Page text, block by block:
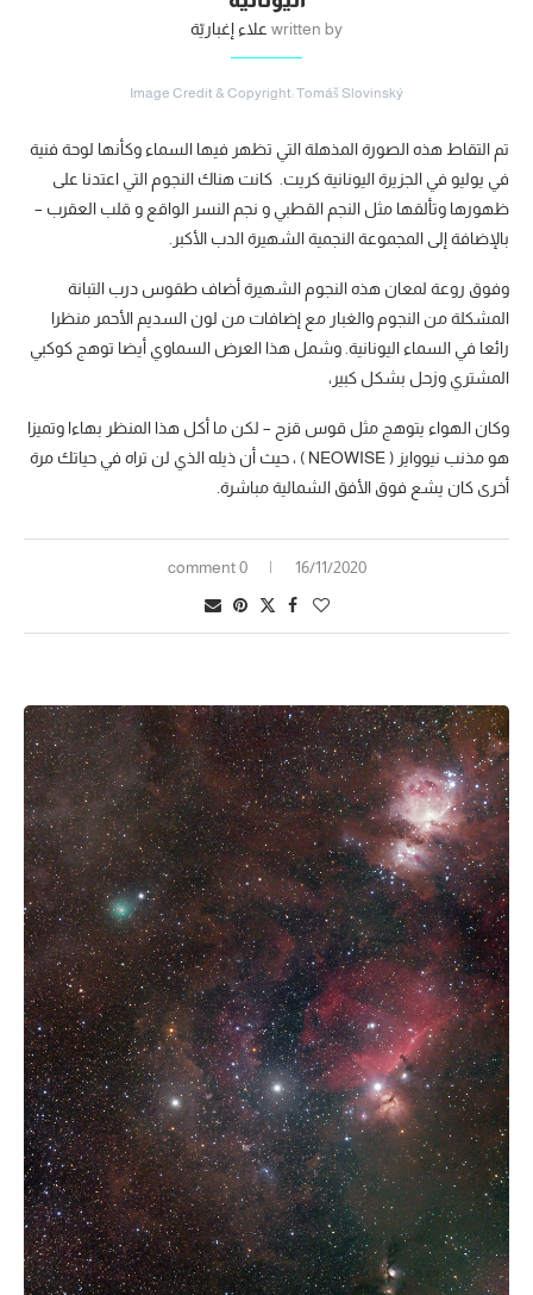
written by علاء إغباريّة
Image Credit & Copyright: Tomáš Slovinský
تم التقاط هذه الصورة المذهلة التي تظهر فيها السماء وكأنها لوحة فنية
في يوليو في الجزيرة اليونانية كريت. كانت هناك النجوم التي اعتدنا على
ظهورها وتألقها مثل النجم القطبي و نجم النسر الواقع و قلب العقرب –
بالإضافة إلى المجموعة النجمية الشهيرة الدب الأكبر.
وفوق روعة لمعان هذه النجوم الشهيرة أضاف طقوس درب التبانة
المشكلة من النجوم والغبار مع إضافات من لون السديم الأحمر منظرا
رائعا في السماء اليونانية. وشمل هذا العرض السماوي أيضا توهج كوكبي
المشتري وزحل بشكل كبير،
وكان الهواء يتوهج مثل قوس قزح – لكن ما أكل هذا المنظر بهاءا وتميزا
هو مذنب نيووايز ( NEOWISE ) ، حيث أن ذيله الذي لن تراه في حياتك مرة
أخرى كان يشع فوق الأفق الشمالية مباشرة.
16/11/2020
0 comment